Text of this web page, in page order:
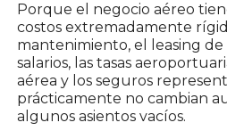
Porque el negocio aéreo
costos extremadamente
mantenimiento, el leasing de
salarios, las tasas
aérea y los seguros
prácticamente no cambian
algunos asientos vacíos.